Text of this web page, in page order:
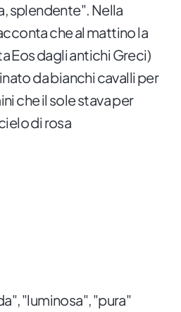
splendente". Nella
che al mattino la
Eos dagli antichi Greci)
da bianchi cavalli per
che il sole stava per
di rosa
"luminosa", "pura"